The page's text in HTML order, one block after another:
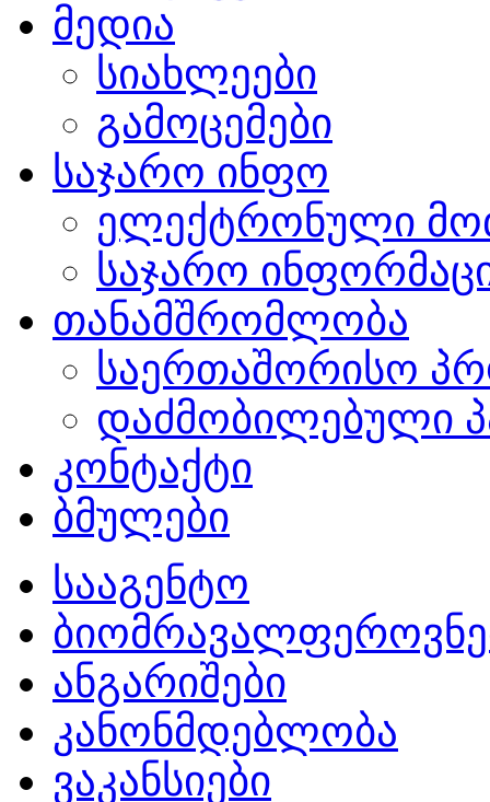
მედია
სიახლეები
გამოცემები
საჯარო ინფო
ელექტრონული
საჯარო
თანამშრომლობა
საერთაშორისო
დაძმობილებული
კონტაქტი
ბმულები
სააგენტო
ანგარიშები
კანონმდებლობა
ვაკანსიები